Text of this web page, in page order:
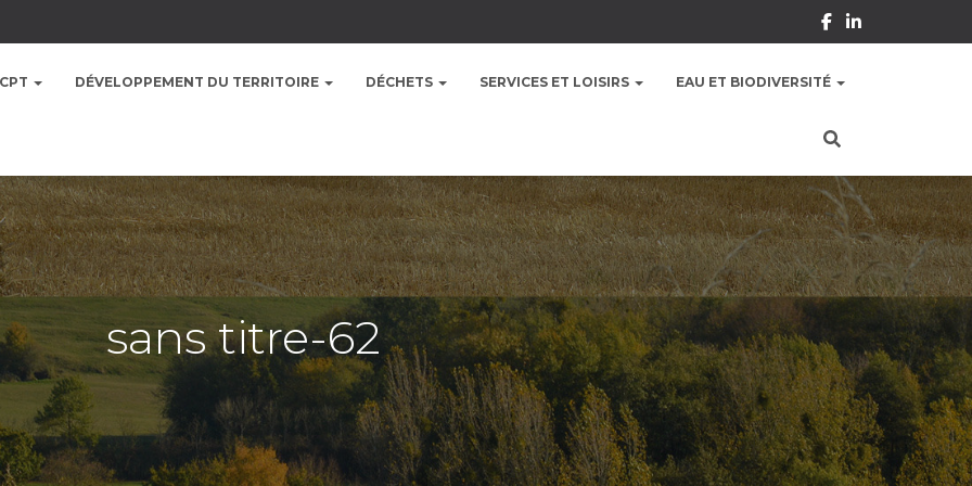
DÉVELOPPEMENT DU TERRITOIRE DÉCHETS SERVICES ET LOISIRS EAU ET BIODIVERSITÉ
sans titre-62